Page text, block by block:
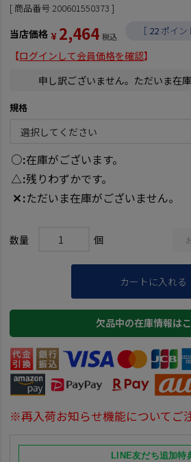
商品番号 200601550373
当店価格 ¥ 2,464 税込 ［ 22 ポイン
【ログインして会員価格を確認】
申し訳ございません。ただいま在
規格
○ 在庫がございます。
△ 残りわずかです。
✕ ただいま在庫がございません。
カートに入れる
欠品中の在庫情報は
※再入荷お知らせ機能についてご
LINE友だち追加特